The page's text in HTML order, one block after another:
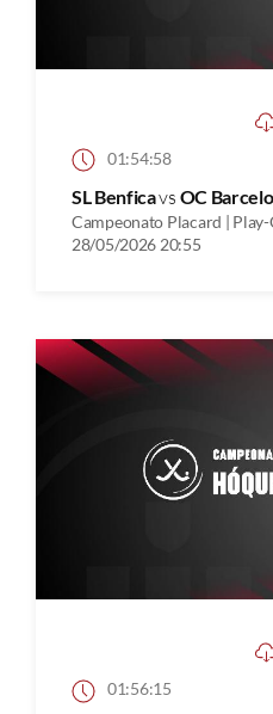
01:54:58
SL Benficavs OC
Campeonato Placard |
28/05/2026 20:55
01:56:15